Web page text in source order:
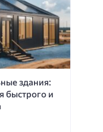
здания:
быстрого и